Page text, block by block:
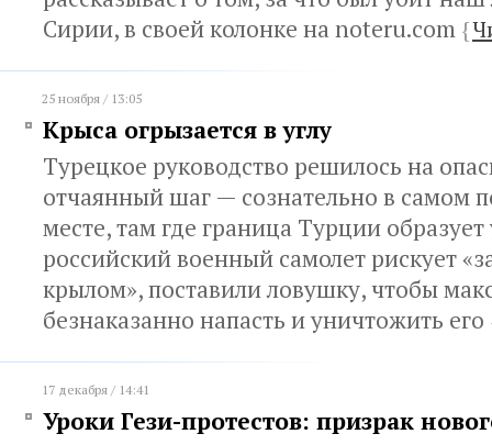
Сирии, в своей колонке на noteru.com {
25 ноября / 13:05
Крыса огрызается в углу
Турецкое руководство решилось на
отчаянный шаг — сознательно в самом
месте, там где граница Турции
российский военный самолет рискует
крылом», поставили ловушку, чтобы
безнаказанно напасть и уничтожить его
17 декабря / 14:41
Уроки Гези-протестов: призрак